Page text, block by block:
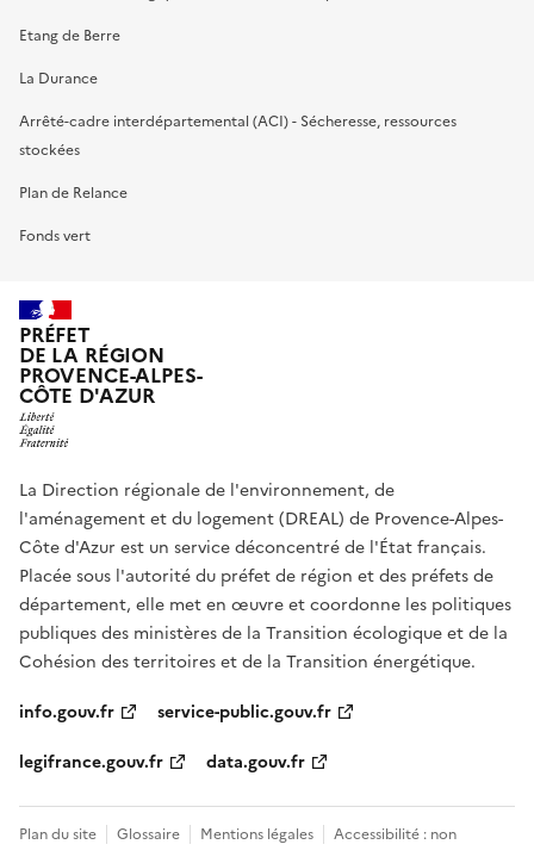
Etang de Berre
La Durance
Arrêté-cadre interdépartemental (ACI) - Sécheresse, ressources
stockées
Plan de Relance
Fonds vert
PRÉFET
DE LA RÉGION
PROVENCE-ALPES-
CÔTE D'AZUR
La Direction régionale de l'environnement, de
l'aménagement et du logement (DREAL) de Provence-Alpes-
Côte d'Azur est un service déconcentré de l'État français.
Placée sous l'autorité du préfet de région et des préfets de
département, elle met en œuvre et coordonne les politiques
publiques des ministères de la Transition écologique et de la
Cohésion des territoires et de la Transition énergétique.
info.gouv.fr
service-public.gouv.fr
legifrance.gouv.fr
data.gouv.fr
Plan du site Glossaire Mentions légales
Accessibilité : non